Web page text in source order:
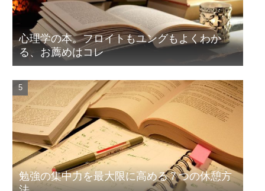
心理学の本。フロイトもユングもよくわか
る、お薦めはコレ
勉強の集中力を最大限に高める７つの休憩方